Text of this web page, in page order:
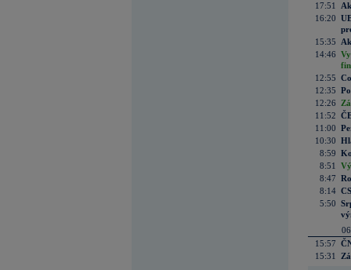
17:51
16:20
15:35
14:46
12:55
12:35
12:26
11:52
11:00
10:30
8:59
8:51
8:47
8:14
5:50
15:57
15:31